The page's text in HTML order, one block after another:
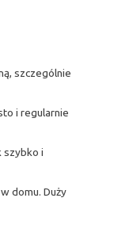
szczególnie
i regularnie
szybko i
domu. Duży